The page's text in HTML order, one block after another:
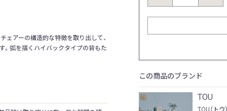
この商品のブランド
TOU
ェアーの構造的な特徴を取り出して、
。弧を描くハイバックタイプの背もた